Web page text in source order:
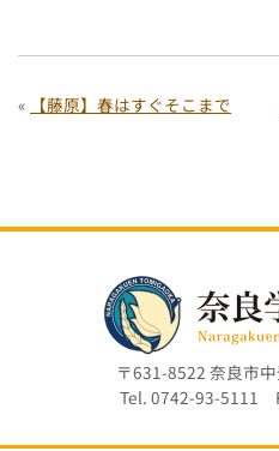
« 【藤原】春はすぐそこまで
〒631-8522 奈良市
Tel. 0742-93-5111